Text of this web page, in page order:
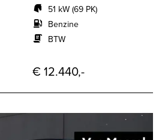
51 kW (69 PK)
Benzine
BTW
€ 12.440,-